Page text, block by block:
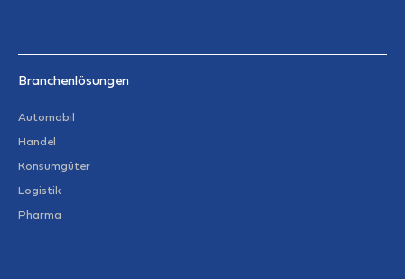
Branchenlösungen
Automobil
Handel
Konsumgüter
Logistik
Pharma